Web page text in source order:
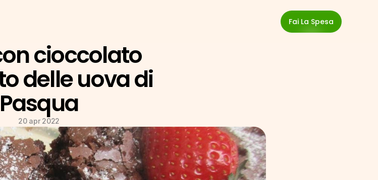
Fai La Spesa
cioccolato
delle uova di
Pasqua
20 apr 2022